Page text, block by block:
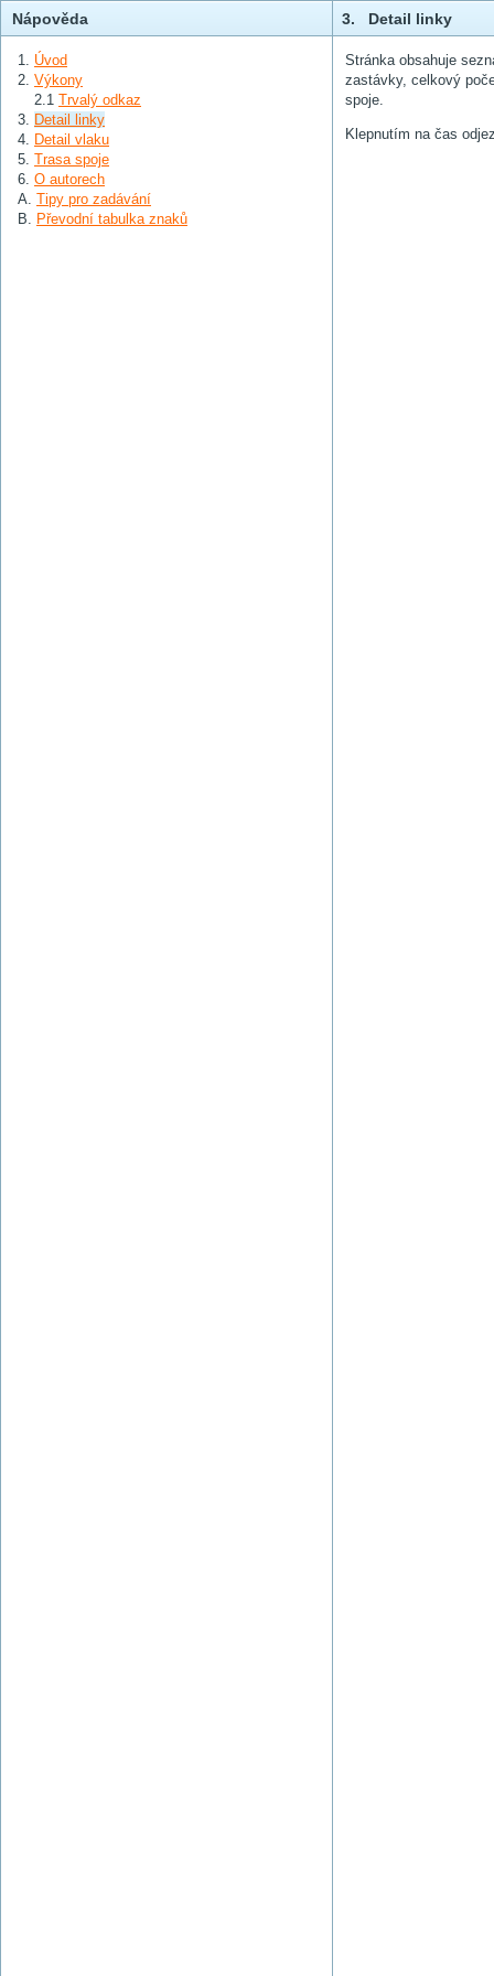
3. Detail linky
Stránka obsahuje
zastávky, celkový
spoje.
Klepnutím na čas
Nápověda
1. Úvod
2. Výkony
2.1 Trvalý odkaz
3. Detail linky
4. Detail vlaku
5. Trasa spoje
6. O autorech
A. Tipy pro zadávání
B. Převodní tabulka znaků